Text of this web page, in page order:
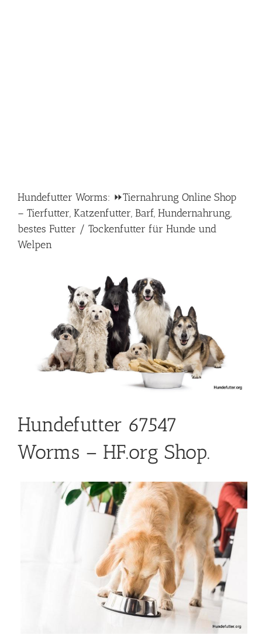
Hundefutter Worms: ⏩Tiernahrung Online Shop
– Tierfutter, Katzenfutter, Barf, Hundernahrung,
bestes Futter / Tockenfutter für Hunde und
Welpen
Hundefutter 67547
Worms – HF.org Shop.